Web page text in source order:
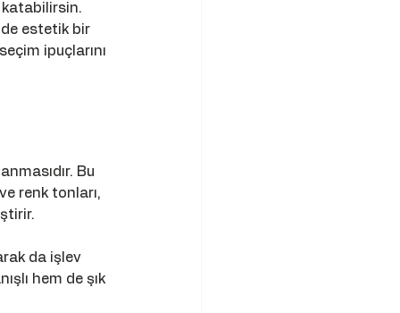
katabilirsin.
estetik bir
ipuçlarını
Bu
renk tonları,
da işlev
hem de şık